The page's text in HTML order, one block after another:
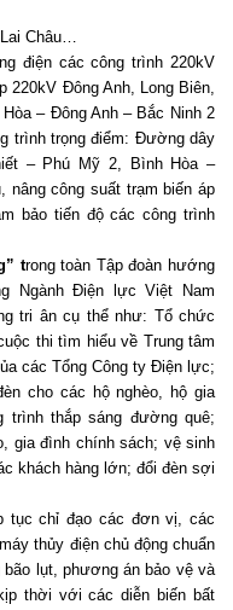
Châu…
điện các công trình 220kV
220kV Đông Anh, Long Biên,
– Đông Anh – Bắc Ninh 2
trình trọng điểm: Đường dây
– Phú Mỹ 2, Bình Hòa –
nâng công suất trạm biến áp
bảo tiến độ các công trình
trong toàn Tập đoàn hướng
Ngành Điện lực Việt Nam
tri ân cụ thể như: Tổ chức
thi tìm hiểu về Trung tâm
các Tổng Công ty Điện lực;
cho các hộ nghèo, hộ gia
trình thắp sáng đường quê;
gia đình chính sách; vệ sinh
khách hàng lớn; đổi đèn sợi
tục chỉ đạo các đơn vị, các
thủy điện chủ động chuẩn
lụt, phương án bảo vệ và
thời với các diễn biến bất